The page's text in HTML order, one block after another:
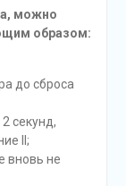
можно
образом:
до сброса
секунд,
II;
вновь не